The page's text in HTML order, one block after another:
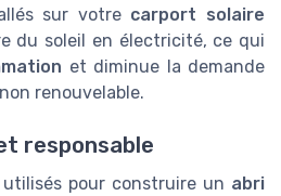
sur votre carport solaire
du soleil en électricité, ce qui
et diminue la demande
renouvelable.
responsable
pour construire un abri